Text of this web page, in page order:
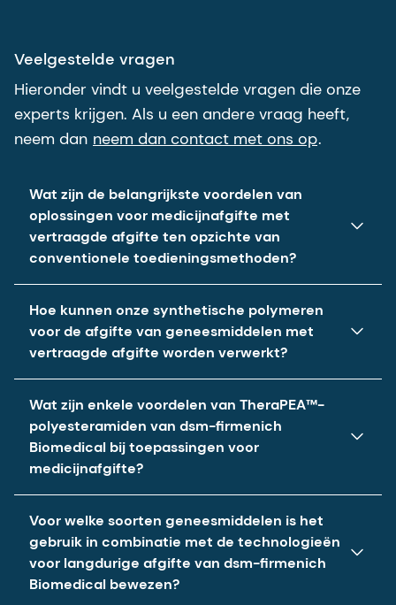
Veelgestelde vragen
Hieronder vindt u veelgestelde vragen die onze
experts krijgen. Als u een andere vraag heeft,
neem dan neem dan contact met ons op.
Wat zijn de belangrijkste voordelen van
oplossingen voor medicijnafgifte met
vertraagde afgifte ten opzichte van
conventionele toedieningsmethoden?
Een betere therapietrouw, wat mogelijk leidt tot
minder bijwerkingen en complicaties
Hoe kunnen onze synthetische polymeren
voor de afgifte van geneesmiddelen met
vertraagde afgifte worden verwerkt?
oplossingen
Mogelijkheden voor injectabele formuleringen met
microdeeltjes of als implanteerbare toedieningsvorm
Neem contact met ons op voor specifieke
verwerkingsrichtlijnen
Wat zijn enkele voordelen van TheraPEA™-
polyesteramiden van dsm-firmenich
Biomedical bij toepassingen voor
medicijnafgifte?
ingrediënten (biologische geneesmiddelen, kleine
moleculen met vrije aminen, pH-gevoelige API’s)
Gecontroleerde afbraak – geen daling van de pH-
Voor welke soorten geneesmiddelen is het
gebruik in combinatie met de technologieën
voor langdurige afgifte van dsm-firmenich
Biomedical bewezen?